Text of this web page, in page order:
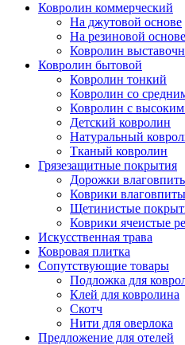
Ковролин коммерческий
На джутовой основе
На резиновой основе
Ковролин
Ковролин бытовой
Ковролин тонкий
Ковролин со
Ковролин с
Детский ковролин
Натуральный
Тканый ковролин
Грязезащитные покрытия
Дорожки
Коврики
Щетинистые
Коврики ячеистые
Искусственная трава
Ковровая плитка
Сопутствующие товары
Подложка для
Клей для ковролина
Скотч
Нити для оверлока
Предложение для отелей